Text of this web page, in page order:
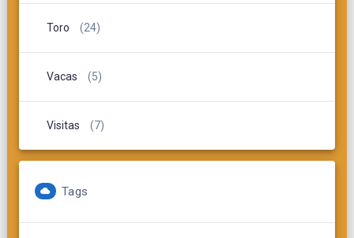
Toro (24)
Vacas (5)
Visitas (7)
Tags